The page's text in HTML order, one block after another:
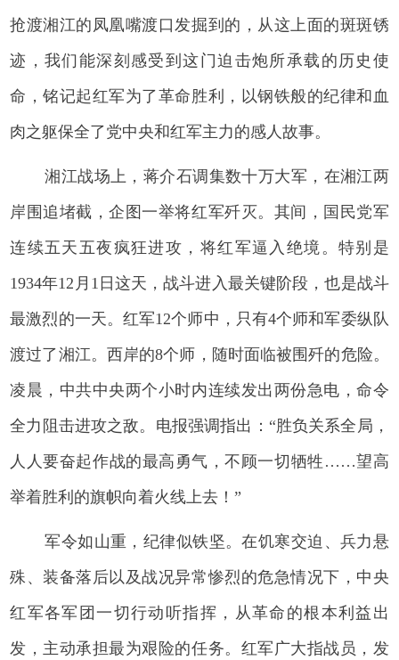
抢渡湘江的凤凰嘴渡口发掘到的，从这上面的斑斑锈
迹，我们能深刻感受到这门迫击炮所承载的历史使
命，铭记起红军为了革命胜利，以钢铁般的纪律和血
肉之躯保全了党中央和红军主力的感人故事。
湘江战场上，蒋介石调集数十万大军，在湘江两
岸围追堵截，企图一举将红军歼灭。其间，国民党军
连续五天五夜疯狂进攻，将红军逼入绝境。特别是
1934年12月1日这天，战斗进入最关键阶段，也是战斗
最激烈的一天。红军12个师中，只有4个师和军委纵队
渡过了湘江。西岸的8个师，随时面临被围歼的危险。
凌晨，中共中央两个小时内连续发出两份急电，命令
全力阻击进攻之敌。电报强调指出：“胜负关系全局，
人人要奋起作战的最高勇气，不顾一切牺牲……望高
举着胜利的旗帜向着火线上去！”
军令如山重，纪律似铁坚。在饥寒交迫、兵力悬
殊、装备落后以及战况异常惨烈的危急情况下，中央
红军各军团一切行动听指挥，从革命的根本利益出
发，主动承担最为艰险的任务。红军广大指战员，发